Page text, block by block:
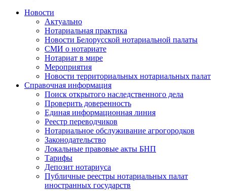
Новости
Актуально
Нотариальная практика
Новости Белорусской нотариальной палаты
СМИ о нотариате
Нотариат в мире
Мероприятия
Новости территориальных нотариальных палат
Справочная информация
Поиск открытого наследственного дела
Проверить доверенность
Единая информационная линия
Реестр переводчиков
Нотариальное обслуживание агрогородков
Законодательство
Локальные правовые акты БНП
Тарифы
Депозит нотариуса
Публичные реестры нотариальных палат
иностранных государств